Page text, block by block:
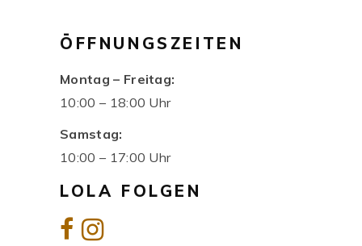
ÖFFNUNGSZEITEN
Montag – Freitag:
10:00 – 18:00 Uhr
Samstag:
10:00 – 17:00 Uhr
LOLA FOLGEN